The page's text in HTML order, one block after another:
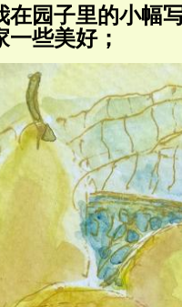
在园子里的小幅
些美好；